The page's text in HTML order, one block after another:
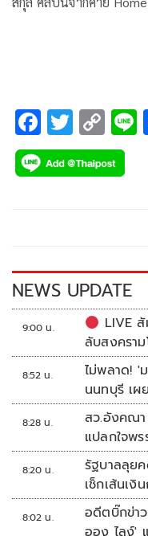
F
ac
e
k
T
wi
tt
C
o
p
k
NEWS UPDATE
9:00 น.
LIVE
ลับสงคราม
ใหม่ในตะ
คิด กับ..ส
8:52 น.
ไม่พลาด! '
นนทบุรี เผ
8:28 น.
สว.อังคณ
แปลกใจพ
8:20 น.
รัฐบาลลุย
เช็กเส้นเงิ
8:02 น.
อดีตบิ๊กข่า
ออง ไลง์'